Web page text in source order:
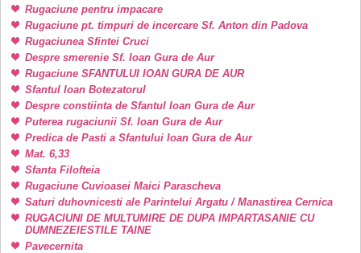
Rugaciune pentru impacare
Rugaciune pt. timpuri de incercare Sf. Anton din Padova
Rugaciunea Sfintei Cruci
Despre smerenie Sf. Ioan Gura de Aur
Rugaciune SFANTULUI IOAN GURA DE AUR
Sfantul Ioan Botezatorul
Despre constiinta de Sfantul Ioan Gura de Aur
Puterea rugaciunii Sf. Ioan Gura de Aur
Predica de Pasti a Sfantului Ioan Gura de Aur
Mat. 6,33
Sfanta Filofteia
Rugaciune Cuvioasei Maici Parascheva
Saturi duhovnicesti ale Parintelui Argatu / Manastirea Cernica
RUGACIUNI DE MULTUMIRE DE DUPA IMPARTASANIE CU
DUMNEZEIESTILE TAINE
Pavecernita